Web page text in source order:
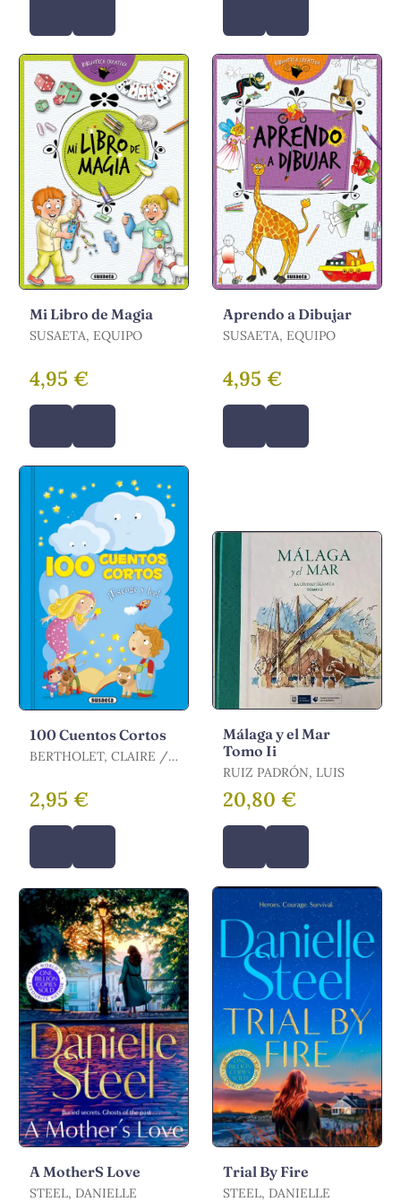
Mi Libro de Magia
SUSAETA, EQUIPO
4,95 €
Aprendo a Dibujar
SUSAETA, EQUIPO
4,95 €
100 Cuentos Cortos
BERTHOLET, CLAIRE /
/ MAJOR, LENIA /
THOMAS-BILSTEIN,
2,95 €
Málaga y el Mar
Tomo Ii
RUIZ PADRÓN, LUIS
20,80 €
A MotherS Love
STEEL, DANIELLE
Trial By Fire
STEEL, DANIELLE